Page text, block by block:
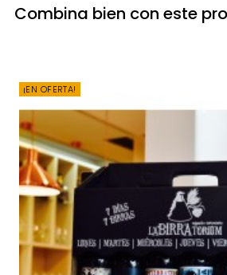
Combina bien con este
¡EN OFERTA!